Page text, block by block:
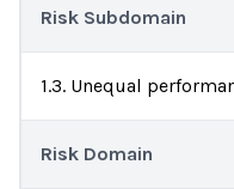
Risk Subdomain
1.3. Unequal
Risk Domain